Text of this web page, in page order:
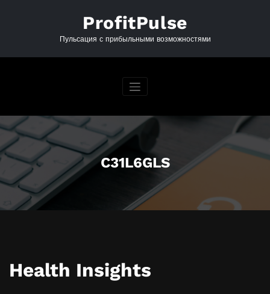
ProfitPulse
Пульсация с прибыльными возможностями
C31L6GLS
Health Insights